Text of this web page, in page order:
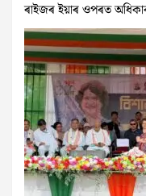
ৰাইজৰ ইয়াৰ ওপৰত